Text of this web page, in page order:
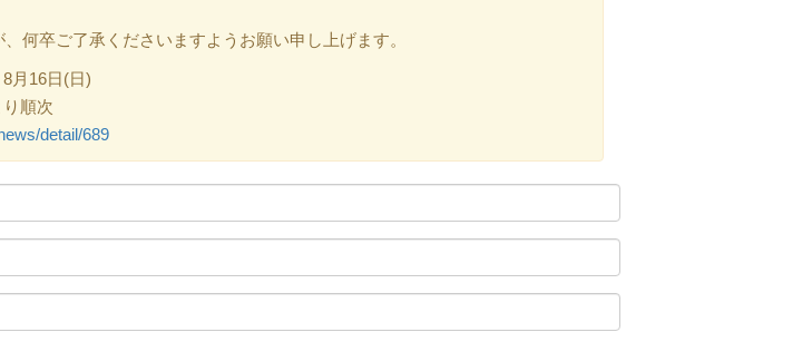
何卒ご了承くださいますようお願い申し上げます。
月16日(日)
順次
detail/689